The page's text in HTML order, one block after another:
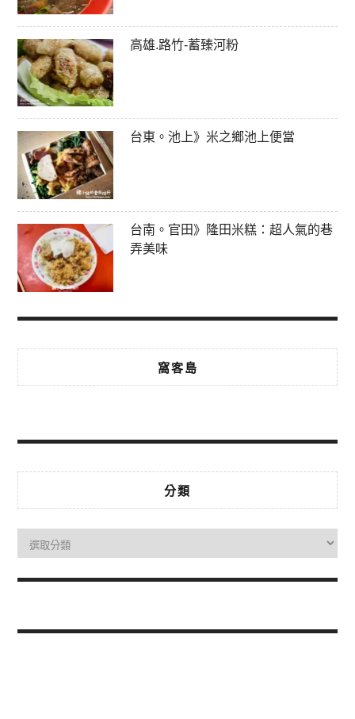
高雄.路竹-蓄臻河粉
台東。池上》米之鄉池上便當
台南。官田》隆田米糕：超人氣的巷
弄美味
窩客島
分類